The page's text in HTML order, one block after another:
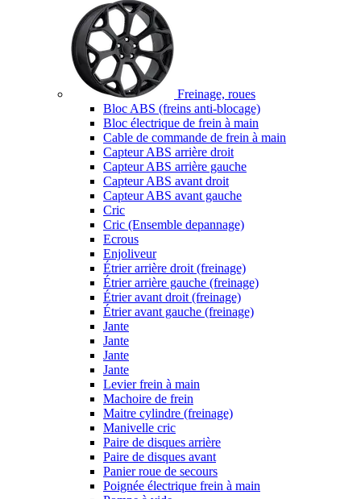
Freinage, roues
Bloc ABS (freins anti-blocage)
Bloc électrique de frein à main
Cable de commande de frein à main
Capteur ABS arrière droit
Capteur ABS arrière gauche
Capteur ABS avant droit
Capteur ABS avant gauche
Cric
Cric (Ensemble depannage)
Ecrous
Enjoliveur
Étrier arrière droit (freinage)
Étrier arrière gauche (freinage)
Étrier avant droit (freinage)
Étrier avant gauche (freinage)
Jante
Jante
Jante
Jante
Levier frein à main
Machoire de frein
Maitre cylindre (freinage)
Manivelle cric
Paire de disques arrière
Paire de disques avant
Panier roue de secours
Poignée électrique frein à main